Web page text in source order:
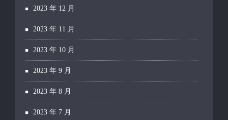
2023 年 12 月
2023 年 11 月
2023 年 10 月
2023 年 9 月
2023 年 8 月
2023 年 7 月